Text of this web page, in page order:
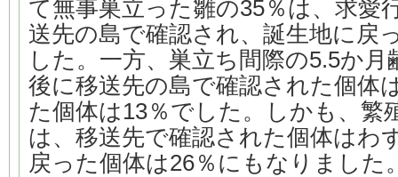
て無事巣立った雛の35％は、求愛
送先の島で確認され、誕生地に戻
した。一方、巣立ち間際の5.5か
後に移送先の島で確認された個体
た個体は13％でした。しかも、繁
は、移送先で確認された個体はわ
戻った個体は26％にもなりました